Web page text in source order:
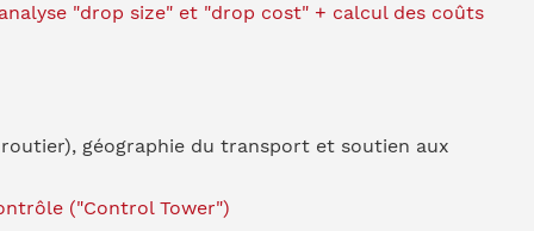
"drop size" et "drop cost" + calcul des coûts
géographie du transport et soutien aux
("Control Tower")